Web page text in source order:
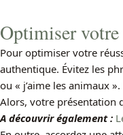
Optimiser
Pour optimiser votre
authentique. Évitez les
ou « j’aime les animaux
Alors, votre présentation
A découvrir également :